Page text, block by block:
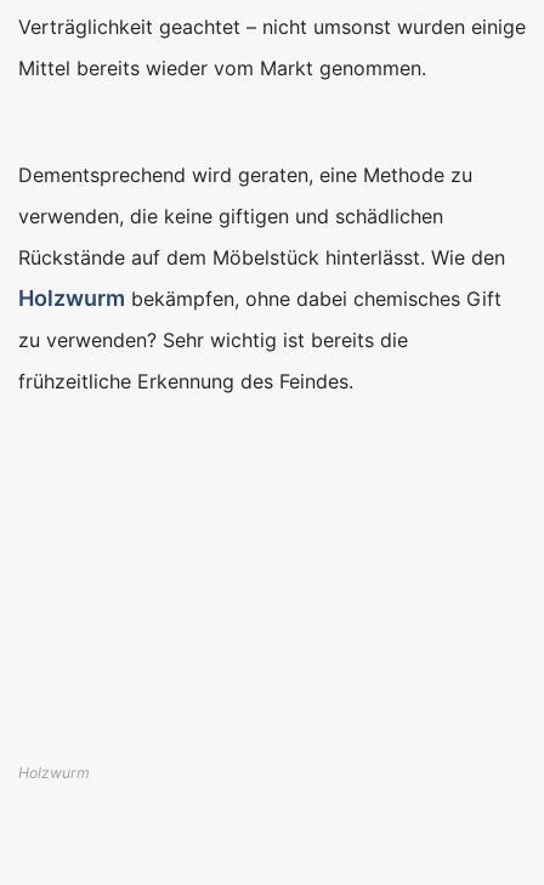
Verträglichkeit geachtet – nicht umsonst wurden einige
Mittel bereits wieder vom Markt genommen.
Dementsprechend wird geraten, eine Methode zu
verwenden, die keine giftigen und schädlichen
Rückstände auf dem Möbelstück hinterlässt. Wie den
Holzwurm bekämpfen, ohne dabei chemisches Gift
zu verwenden? Sehr wichtig ist bereits die
frühzeitliche Erkennung des Feindes.
Holzwurm